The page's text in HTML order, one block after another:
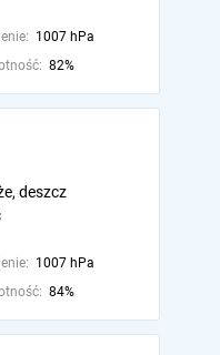
1007 hPa
82%
deszcz
1007 hPa
84%